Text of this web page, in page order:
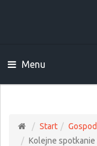
Menu
Start
Kolejne